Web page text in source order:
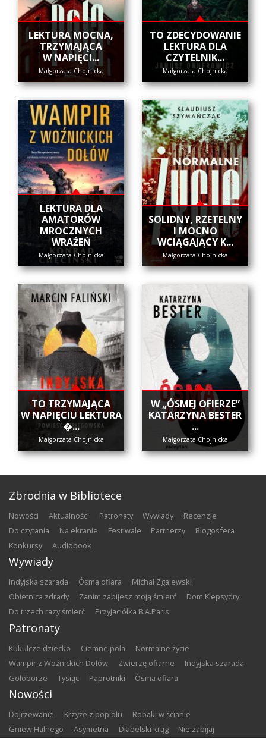
​LEKTURA MOCNA,
TRZYMAJĄCA
W NAPIĘCI...
Małgorzata Chojnicka
​TO ZDECYDOWANIE
LEKTURA DLA
CZYTELNIK...
Małgorzata Chojnicka
LEKTURA DLA
AMATORÓW
MROCZNYCH
WRAŻEŃ
Małgorzata Chojnicka
SOLIDNY, RZETELNY
I MOCNO
WCIĄGAJĄCY K...
Małgorzata Chojnicka
​TO TRZYMAJĄCA
W NAPIĘCIU LEKTURA
�...
Małgorzata Chojnicka
W „ÓSMEJ OFIERZE”
KATARZYNA BESTER
...
Małgorzata Chojnicka
Zbrodnia w Bibliotece
nowości aktualności patronaty wywiady
recenzje
do czytania
na ekranie festiwale partnerzy
blogosfera
konkursy
audiobook
Wywiady
Indyjska szarada Ósma ofiara
Michał Zgajewski
Obietnica zdrady
Zanim zabijesz moją śmierć
Dom Klepsydry
Do trzech razy śmierć
Przyjaciółka B.A.Paris
Patronaty
Kukułcze dziecko Ciemne pola
Normalne życie
Wampir z Woźnickich Dołów
Zwierzę ofiarne
Indyjska szarada
Gołoborze
Tysiąc Paprotniki Ósma ofiara
Nowości
Dojrzewanie Krzyże z popiołu
Robaki w ścianie
Gniew Halnego
Asymetria Diabelski krąg Nie zabijaj